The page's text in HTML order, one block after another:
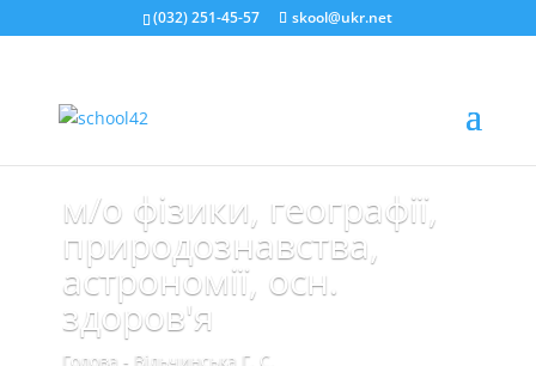
(032) 251-45-57 skool@ukr.net
м/о фізики, географії,
природознавства,
астрономії, осн.
здоров'я
Голова - Вільчинська Г. С.